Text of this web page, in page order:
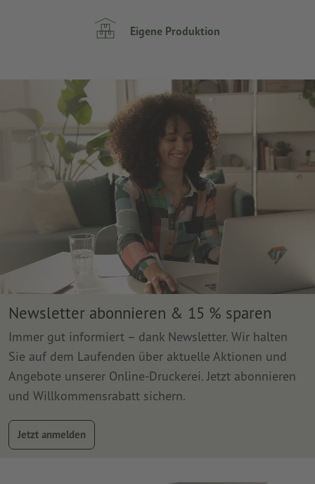
Eigene Produktion
Newsletter abonnieren & 15 % sparen
Immer gut informiert – dank Newsletter. Wir halten
Sie auf dem Laufenden über aktuelle Aktionen und
Angebote unserer Online-Druckerei. Jetzt abonnieren
und Willkommensrabatt sichern.
Jetzt anmelden